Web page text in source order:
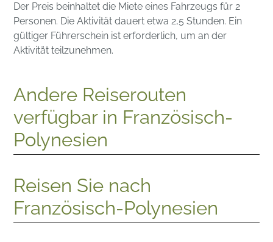
Der Preis beinhaltet die Miete eines Fahrzeugs für 2
Personen. Die Aktivität dauert etwa 2,5 Stunden. Ein
gültiger Führerschein ist erforderlich, um an der
Aktivität teilzunehmen.
Andere Reiserouten
verfügbar in Französisch-
Polynesien
Reisen Sie nach
Französisch-Polynesien